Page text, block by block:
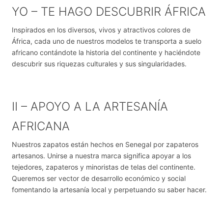
YO – TE HAGO DESCUBRIR ÁFRICA
Inspirados en los diversos, vivos y atractivos colores de
África, cada uno de nuestros modelos te transporta a suelo
africano contándote la historia del continente y haciéndote
descubrir sus riquezas culturales y sus singularidades.
II – APOYO A LA ARTESANÍA
AFRICANA
Nuestros zapatos están hechos en Senegal por zapateros
artesanos. Unirse a nuestra marca significa apoyar a los
tejedores, zapateros y minoristas de telas del continente.
Queremos ser vector de desarrollo económico y social
fomentando la artesanía local y perpetuando su saber hacer.